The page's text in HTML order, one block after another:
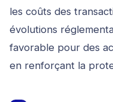
les coûts des
évolutions
favorable pour des
en renforçant la